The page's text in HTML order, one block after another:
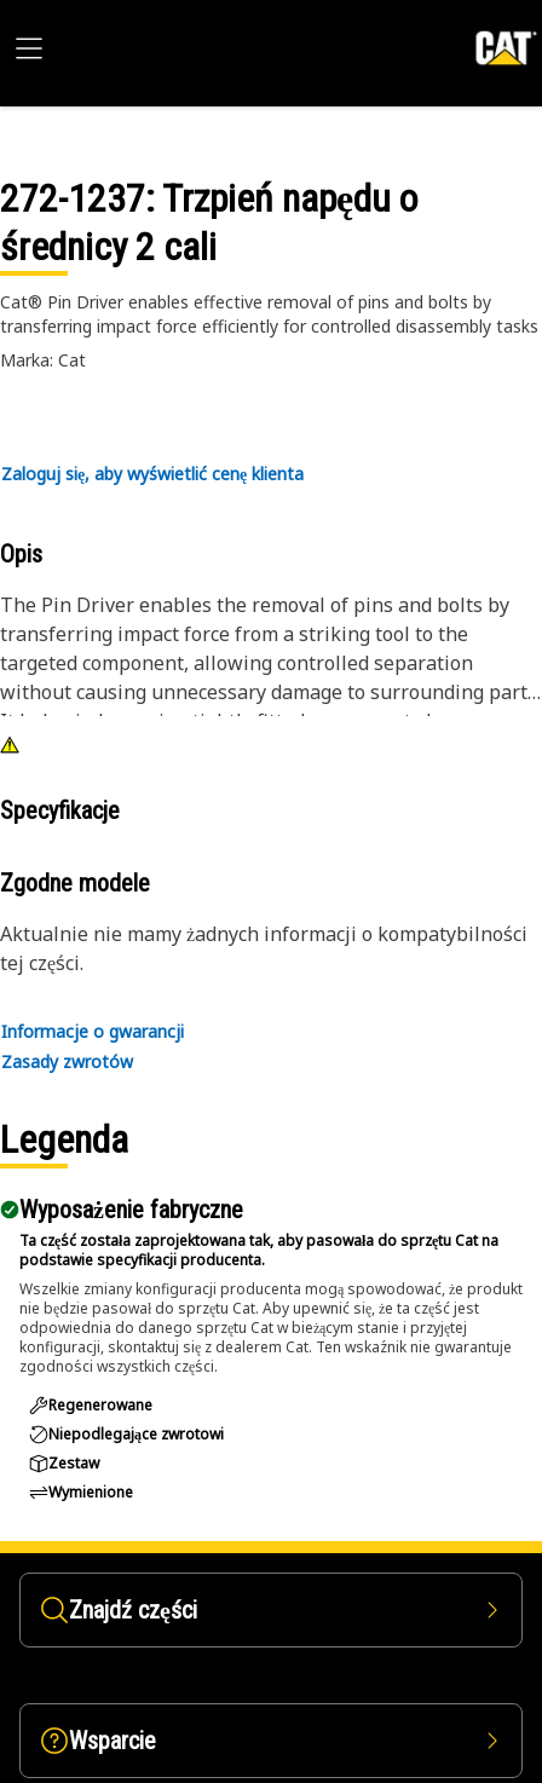
272-1237: Trzpień napędu o
średnicy 2 cali
Cat® Pin Driver enables effective removal of pins and bolts by
transferring impact force efficiently for controlled disassembly tasks
Marka: Cat
Zaloguj się, aby wyświetlić cenę klienta
Opis
The Pin Driver enables the removal of pins and bolts by
transferring impact force from a striking tool to the
targeted component, allowing controlled separation
without causing unnecessary damage to surrounding parts.
It helps in loosening tightly fitted components by
delivering focused force, making disassembly tasks more
maintenance work. The driver supports accurate force
chances of misalignment or surface damage.
Attributes:
• Supports safe handling during disassembly processes.
• Enables faster removal compared to manual methods.
and up to 2.5 inch (63.5 mm) in diameter.
• Reduces the chances of deformation during removal.
Applications:
The Pin Driver is used in maintenance areas where pins
controlled and efficient removal without affecting
surrounding components.
Specyfikacje
Zgodne modele
Aktualnie nie mamy żadnych informacji o kompatybilności
tej części.
Informacje o gwarancji
Zasady zwrotów
Legenda
Wyposażenie fabryczne
Ta część została zaprojektowana tak, aby pasowała do sprzętu Cat na
podstawie specyfikacji producenta.
Wszelkie zmiany konfiguracji producenta mogą spowodować, że produkt
nie będzie pasował do sprzętu Cat. Aby upewnić się, że ta część jest
odpowiednia do danego sprzętu Cat w bieżącym stanie i przyjętej
konfiguracji, skontaktuj się z dealerem Cat. Ten wskaźnik nie gwarantuje
zgodności wszystkich części.
Regenerowane
Niepodlegające zwrotowi
Zestaw
Wymienione
Znajdź części
Wsparcie